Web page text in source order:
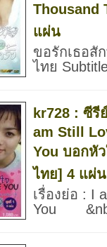
Thousand
แผ่น
ขอรักเธอสั
ไทย
kr728 : ซีรี
am Still
You บอกหั
ไทย] 4 แผ่
เรื่องย่อ : I
You